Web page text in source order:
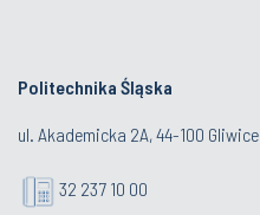
Politechnika Śląska
ul. Akademicka 2A, 44-100 Gliwice
32 237 10 00